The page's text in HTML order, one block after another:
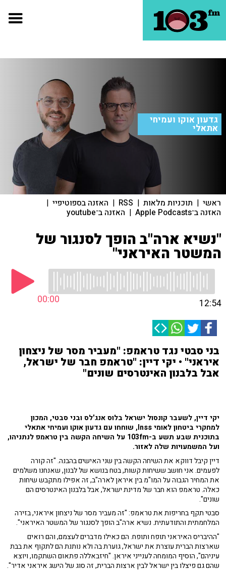
גדעון אוקו ועמיחי
אתאלי
ראשי | תוכניות מלאות |
RSS
| האזנה בספוטיפיי |
האזנה ב־Apple Podcasts | האזנה ב־youtube
"נשיא ארה"ב הופך לסנגור של
המשטר האיראני"
00:00 12:54
בני סבטי נגד טראמפ: "מעביר מסר של ניצחון
איראני" • יקי דיין: "טראמפ חבר של ישראל,
אבל בלבנון האינטרסים שונים"
יקי דיין, לשעבר קונסול ישראל בלוס אנג'לס ובני סבטי, המכון
למחקרי ביטחון לאומי Inss, שוחחו עם גדעון אוקו ועמיחי אתאלי
בתוכנית שבע תשע ב-103fm על השיחה הקשה בין טראמפ לנתניהו,
ועל המשמעויות שלה לאזור.
דיין קיבל דווקא את השיחה הקשה בין שני האישים בהבנה. "זה קורה
לפעמים. אני חושב ששיחות קשות, בטח בנושא של לבנון, שאנחנו משלמים
את המחיר הגבוה על המו"מ בין איראן לארה"ב, זה אפילו מתקבש שיחות
כאלה. טראמפ הוא חבר של מדינת ישראל, אבל בלבנון האינטרסים הם
שונים".
סבטי תקף בחריפות את טראמפ: "זה מעביר מסר של ניצחון איראני, בזירה
המלחמתית והתודעתית. נשיא ארה"ב הופך לסנגור של המשטר האיראני".
"ההיבריס האיראני תופח ותופח. הם כאילו מדברים לעצמם, והם רואים
שארצות הברית עוצרת את ישראל, גוערת בה ולא נותנת הם לתקוף את בבת
עיניהם", הוסיף המומחה לענייני איראן. "חיזבאללה פתאום השתקמו, ויוצא
שהם גם פיצלו בין ישראל לבין ארצות הברית, זה סוג של הישג איראני אדיר".